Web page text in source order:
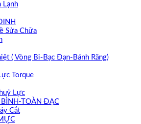
Lạnh
Sửa Chữa
( Vòng Bi-Bạc Đạn-Bánh Răng)
Torque
Lực
BÌNH-TOÀN ĐẠC
Cắt